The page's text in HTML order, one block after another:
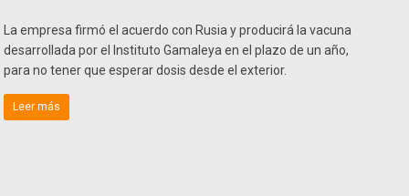
La empresa firmó el acuerdo con Rusia y producirá la vacuna
desarrollada por el Instituto Gamaleya en el plazo de un año,
para no tener que esperar dosis desde el exterior.
Leer más